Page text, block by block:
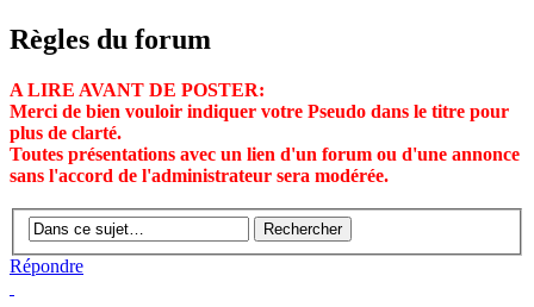
Règles du forum
A LIRE AVANT DE POSTER:
Merci de bien vouloir indiquer votre Pseudo dans le titre pour
plus de clarté.
Toutes présentations avec un lien d'un forum ou d'une annonce
sans l'accord de l'administrateur sera modérée.
Répondre